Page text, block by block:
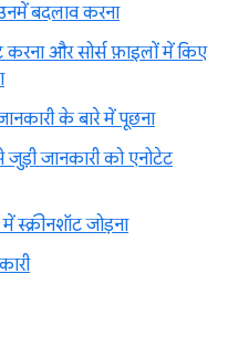
बदलाव करना
और सोर्स फ़ाइलों में किए
के बारे में पूछना
जानकारी को एनोटेट
स्क्रीनशॉट जोड़ना